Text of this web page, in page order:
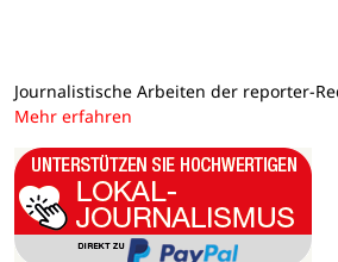
Journalistische Arbeiten der reporter-
Mehr erfahren